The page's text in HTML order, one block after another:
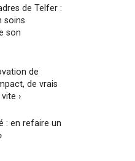
de Telfer :
soins
son
de
de vrais
›
: en refaire un